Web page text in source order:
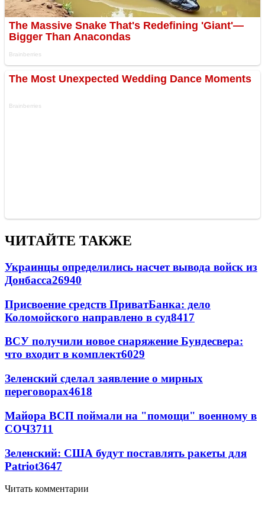
ЧИТАЙТЕ ТАКЖЕ
Украинцы определились насчет вывода войск из
Донбасса26940
Присвоение средств ПриватБанка: дело
Коломойского направлено в суд8417
ВСУ получили новое снаряжение Бундесвера:
что входит в комплект6029
Зеленский сделал заявление о мирных
переговорах4618
Майора ВСП поймали на "помощи" военному в
СОЧ3711
Зеленский: США будут поставлять ракеты для
Patriot3647
Читать комментарии